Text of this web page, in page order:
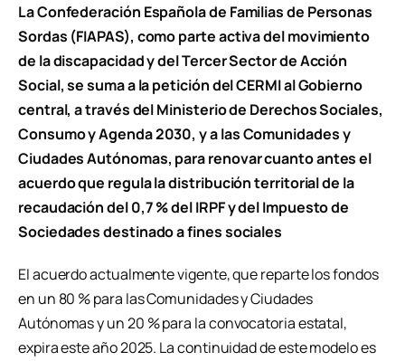
La Confederación Española de Familias de Personas
Sordas (FIAPAS), como parte activa del movimiento
de la discapacidad y del Tercer Sector de Acción
Social, se suma a la petición del CERMI al Gobierno
central, a través del Ministerio de Derechos Sociales,
Consumo y Agenda 2030, y a las Comunidades y
Ciudades Autónomas, para renovar cuanto antes el
acuerdo que regula la distribución territorial de la
recaudación del 0,7 % del IRPF y del Impuesto de
Sociedades destinado a finessociales
El acuerdo actualmente vigente, que reparte los fondos
en un 80 % para las Comunidades y Ciudades
Autónomas y un 20 % para la convocatoria estatal,
expira este año 2025. La continuidad de este modelo es